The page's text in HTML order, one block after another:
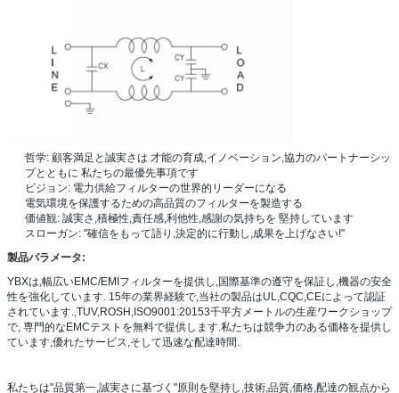
哲学: 顧客満足と誠実さは 才能の育成,イノベーション,協力のパートナーシッ
プとともに 私たちの最優先事項です
ビジョン: 電力供給フィルターの世界的リーダーになる
電気環境を保護するための高品質のフィルターを製造する
価値観: 誠実さ,積極性,責任感,利他性,感謝の気持ちを 堅持しています
スローガン: "確信をもって語り,決定的に行動し,成果を上げなさい!"
製品パラメータ:
YBXは,幅広いEMC/EMIフィルターを提供し,国際基準の遵守を保証し,機器の安全
性を強化しています. 15年の業界経験で,当社の製品はUL,CQC,CEによって認証
されています.,TUV,ROSH,ISO9001:20153千平方メートルの生産ワークショップ
で, 専門的なEMCテストを無料で提供します.私たちは競争力のある価格を提供し
ています,優れたサービス,そして迅速な配達時間.
私たちは"品質第一,誠実さに基づく"原則を堅持し,技術,品質,価格,配達の観点から